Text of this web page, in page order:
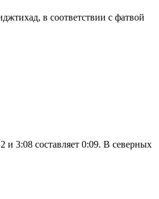
в соответствии с фатвой
3:08 составляет 0:09. В северных